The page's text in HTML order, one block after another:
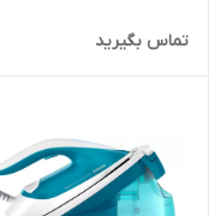
تماس بگیرید